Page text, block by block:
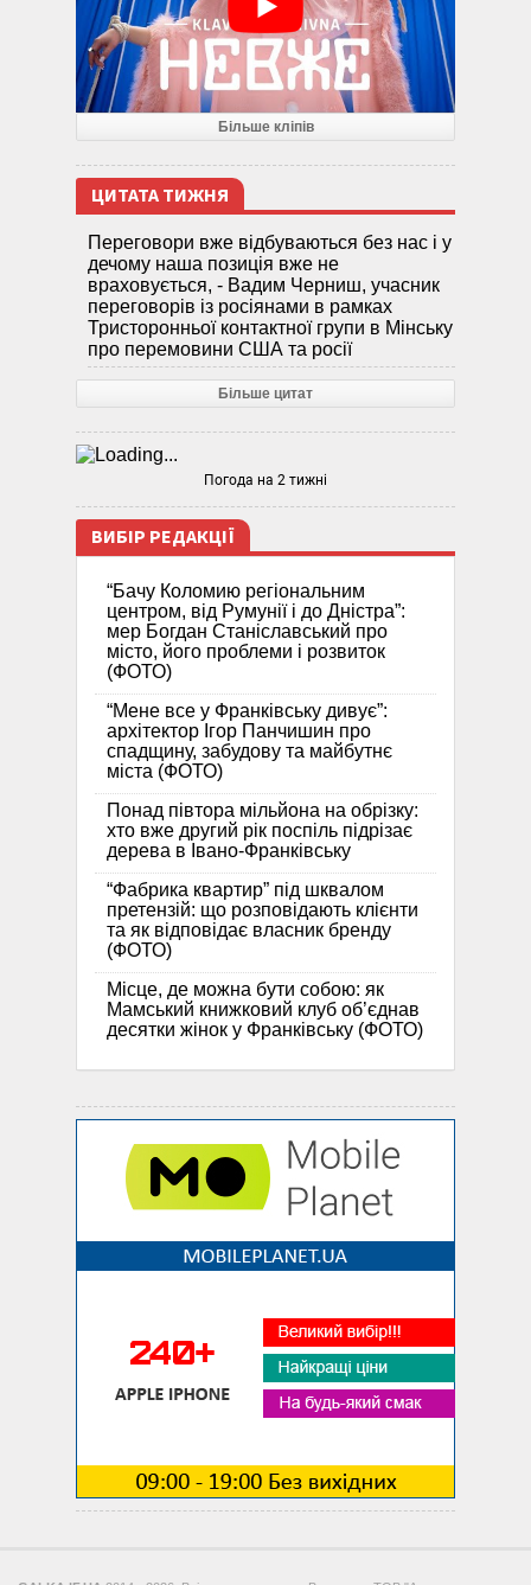
Більше кліпів
ЦИТАТА ТИЖНЯ
Переговори вже відбуваються без нас і у
дечому наша позиція вже не
враховується, - Вадим Черниш, учасник
переговорів із росіянами в рамках
Тристоронньої контактної групи в Мінську
про перемовини США та росії
Більше цитат
Погода на 2 тижні
ВИБІР РЕДАКЦІЇ
“Бачу Коломию регіональним
центром, від Румунії і до Дністра”:
мер Богдан Станіславський про
місто, його проблеми і розвиток
(ФОТО)
“Мене все у Франківську дивує”:
архітектор Ігор Панчишин про
спадщину, забудову та майбутнє
міста (ФОТО)
Понад півтора мільйона на обрізку:
хто вже другий рік поспіль підрізає
дерева в Івано-Франківську
“Фабрика квартир” під шквалом
претензій: що розповідають клієнти
та як відповідає власник бренду
(ФОТО)
Місце, де можна бути собою: як
Мамський книжковий клуб об’єднав
десятки жінок у Франківську (ФОТО)